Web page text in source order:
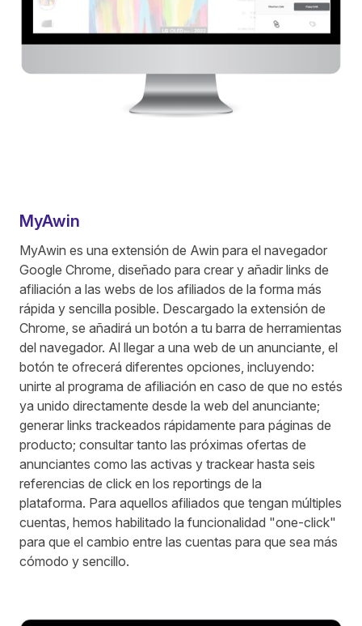
MyAwin
MyAwin es una extensión de Awin para el navegador
Google Chrome, diseñado para crear y añadir links de
afiliación a las webs de los afiliados de la forma más
rápida y sencilla posible. Descargado la extensión de
Chrome, se añadirá un botón a tu barra de herramientas
del navegador. Al llegar a una web de un anunciante, el
botón te ofrecerá diferentes opciones, incluyendo:
unirte al programa de afiliación en caso de que no estés
ya unido directamente desde la web del anunciante;
generar links trackeados rápidamente para páginas de
producto; consultar tanto las próximas ofertas de
anunciantes como las activas y trackear hasta seis
referencias de click en los reportings de la
plataforma. Para aquellos afiliados que tengan múltiples
cuentas, hemos habilitado la funcionalidad "one-click"
para que el cambio entre las cuentas para que sea más
cómodo y sencillo.